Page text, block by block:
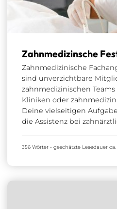
Zahnmedizinsche
Zahnmedizinische
sind unverzichtbare
zahnmedizinischen
Kliniken oder
Deine vielseitigen
die Assistenz bei
356 Wörter - geschätzte Lesedauer